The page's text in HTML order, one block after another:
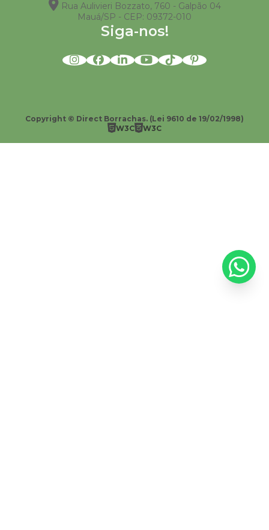
Rua Aulivieri Bozzato, 760 - Galpão 04
Mauá/SP - CEP: 09372-010
Siga-nos!
Copyright © Direct Borrachas. (Lei 9610 de 19/02/1998)
W3C
W3C